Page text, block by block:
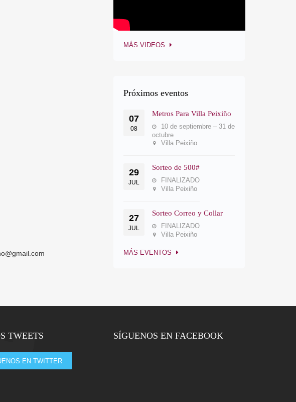
MÁS VIDEOS
Próximos eventos
07
08
Metros Para Villa Peixiño
10 de septiembre – 31 de
octubre
Villa Peixiño
29
JUL
Sorteo de 500#
FINALIZADO
Villa Peixiño
27
JUL
Sorteo Correo y Collar
FINALIZADO
Villa Peixiño
MÁS EVENTOS
TWEETS
EN TWITTER
SÍGUENOS EN FACEBOOK